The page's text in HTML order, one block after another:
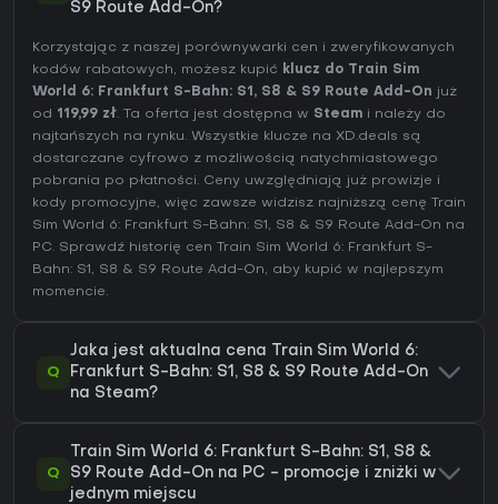
S9 Route Add-On?
Korzystając z naszej porównywarki cen i zweryfikowanych
kodów rabatowych, możesz kupić klucz do Train Sim
World 6: Frankfurt S-Bahn: S1, S8 & S9 Route Add-On już
od 119,99 zł. Ta oferta jest dostępna w Steam i należy do
najtańszych na rynku. Wszystkie klucze na XD.deals są
dostarczane cyfrowo z możliwością natychmiastowego
pobrania po płatności. Ceny uwzględniają już prowizje i
kody promocyjne, więc zawsze widzisz najniższą cenę Train
Sim World 6: Frankfurt S-Bahn: S1, S8 & S9 Route Add-On na
PC. Sprawdź historię cen Train Sim World 6: Frankfurt S-
Bahn: S1, S8 & S9 Route Add-On, aby kupić w najlepszym
momencie.
Q
Jaka jest aktualna cena Train Sim World 6:
Frankfurt S-Bahn: S1, S8 & S9 Route Add-On
na Steam?
Q
Train Sim World 6: Frankfurt S-Bahn: S1, S8 &
S9 Route Add-On na PC - promocje i zniżki w
jednym miejscu